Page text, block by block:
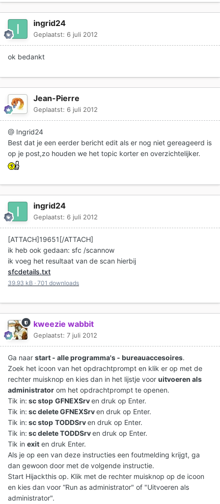
ingrid24
Geplaatst: 6 juli 2012
ok bedankt
Jean-Pierre
Geplaatst: 6 juli 2012
@ Ingrid24
Best dat je een eerder bericht edit als er nog niet gereageerd is
op je post,zo houden we het topic korter en overzichtelijker.
ingrid24
Geplaatst: 6 juli 2012
[ATTACH]19651[/ATTACH]
ik heb ook gedaan: sfc /scannow
ik voeg het resultaat van de scan hierbij
sfcdetails.txt
39.93 kB · 701 downloads
kweezie wabbit
Geplaatst: 7 juli 2012
Ga naar start - alle programma's - bureauaccesoires.
Zoek het icoon van het opdrachtprompt en klik er op met de
rechter muisknop en kies dan in het lijstje voor uitvoeren als
administrator om het opdrachtprompt te openen.
Tik in: sc stop GFNEXSrven druk op Enter.
Tik in: sc deleteGFNEXSrven druk op Enter.
Tik in: sc stop TODDSrven druk op Enter.
Tik in: sc deleteTODDSrven druk op Enter.
Tik in exit en druk Enter.
Als je op een van deze instructies een foutmelding krijgt, ga
dan gewoon door met de volgende instructie.
Start Hijackthis op. Klik met de rechter muisknop op de icoon
en kies dan voor “Run as administrator" of "Uitvoeren als
administrator".